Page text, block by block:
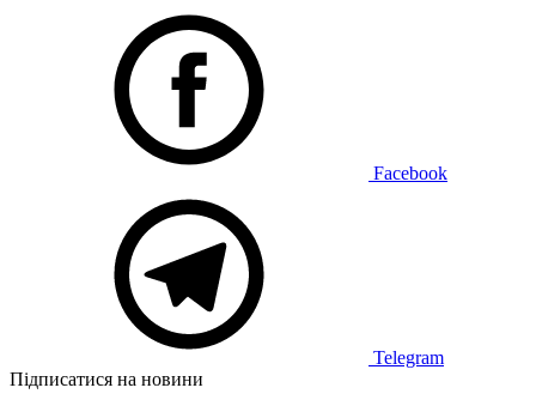
Facebook
Telegram
Підписатися на новини